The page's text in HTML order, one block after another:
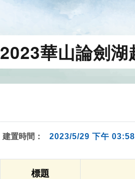
2023華山論劍湖
建置時間： 2023/5/29 下午
標題